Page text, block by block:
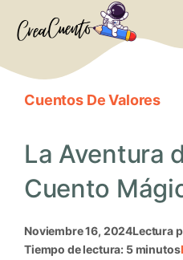
Cuentos De Valores
La Aventura
Cuento
noviembre 16, 2024Lectura
Tiempo de lectura: 5 minutos